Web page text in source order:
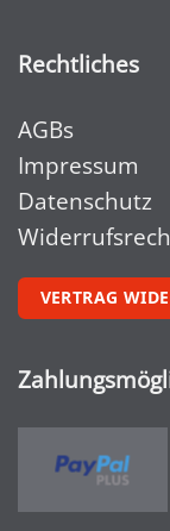
Rechtliches
AGBs
Impressum
Datenschutz
VERTRAG